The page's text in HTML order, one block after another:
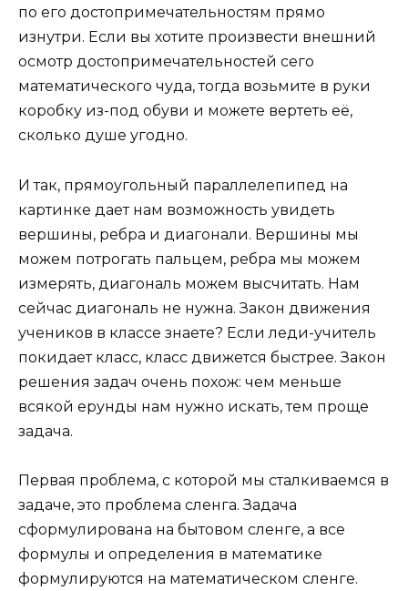
по его достопримечательностям прямо
изнутри. Если вы хотите произвести внешний
осмотр достопримечательностей сего
математического чуда, тогда возьмите в руки
коробку из-под обуви и можете вертеть её,
сколько душе угодно.
И так, прямоугольный параллелепипед на
картинке дает нам возможность увидеть
вершины, ребра и диагонали. Вершины мы
можем потрогать пальцем, ребра мы можем
измерять, диагональ можем высчитать. Нам
сейчас диагональ не нужна. Закон движения
учеников в классе знаете? Если леди-учитель
покидает класс, класс движется быстрее. Закон
решения задач очень похож: чем меньше
всякой ерунды нам нужно искать, тем проще
задача.
Первая проблема, с которой мы сталкиваемся в
задаче, это проблема сленга. Задача
сформулирована на бытовом сленге, а все
формулы и определения в математике
формулируются на математическом сленге.